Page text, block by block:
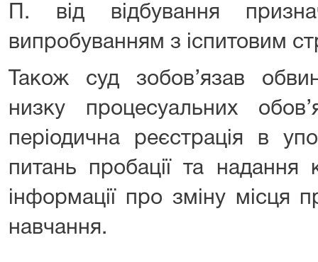
П. від відбування
випробуванням з іспитовим
Також суд зобов’язав
низку процесуальних
періодична реєстрація в
питань пробації та
інформації про зміну місця
навчання.